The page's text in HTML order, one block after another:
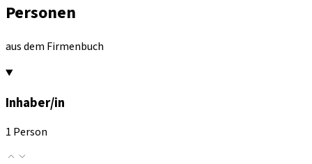
Personen
aus dem Firmenbuch
Inhaber/in
1 Person